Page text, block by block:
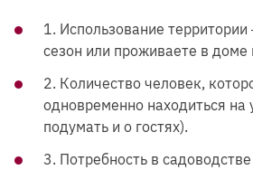
1. Использование
сезон или проживаете в доме
2. Количество человек,
одновременно находиться на
подумать и о гостях).
3. Потребность в